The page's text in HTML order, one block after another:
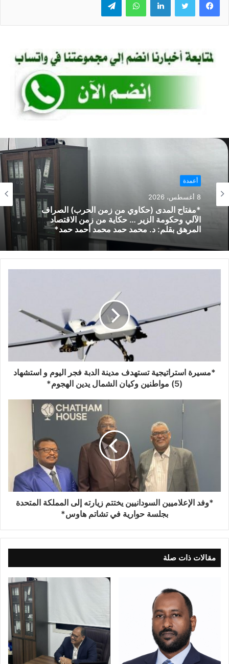
b
o
k
A
p
أعمدة
8 أغسطس، 2026
*مفتاح المدى (حكاوي من زمن الحرب) الصراف
الآلي وحكومة الزير … حكاية من زمن الاقتصاد
المرهق بقلم: د. محمد حمد محمد أحمد حمد*
*مسيرة استراتيجية تستهدف مدينة الدبة فجر اليوم و استشهاد
(5) مواطنين وكيان الشمال يدين الهجوم*
*وفد الإعلاميين السودانيين يختتم زيارته إلى المملكة المتحدة
بجلسة حوارية في تشاتم هاوس*
مقالات ذات صلة